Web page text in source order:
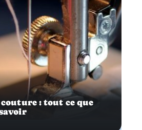
: tout ce que